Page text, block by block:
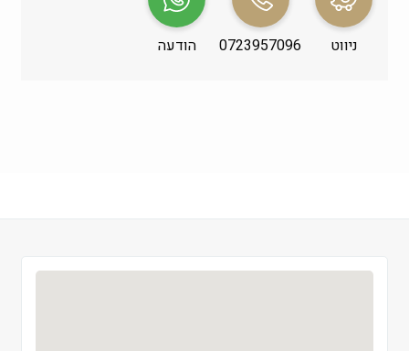
שני
09:00-19:00
שלישי
ניווט 0723957096 הודעה